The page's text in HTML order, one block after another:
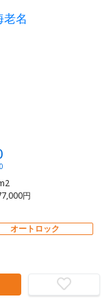
老名
円
オートロック